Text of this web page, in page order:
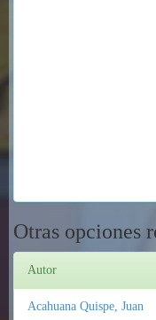
Otras opciones
Autor
Acahuana Quispe, Juan